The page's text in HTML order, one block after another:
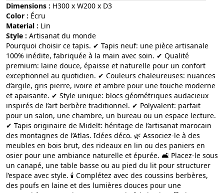
Dimensions : H300 x W200 x D3
Color :
écru
Material :
lin
Style :
artisanat du monde
Pourquoi choisir ce tapis. ✔ Tapis neuf: une pièce artisanale
100% inédite, fabriquée à la main avec soin. ✔ Qualité
premium: laine douce, épaisse et naturelle pour un confort
exceptionnel au quotidien. ✔ Couleurs chaleureuses: nuances
d’argile, gris pierre, ivoire et ambre pour une touche moderne
et apaisante. ✔ Style unique: blocs géométriques audacieux
inspirés de l’art berbère traditionnel. ✔ Polyvalent: parfait
pour un salon, une chambre, un bureau ou un espace lecture.
✔ Tapis originaire de Midelt: héritage de l’artisanat marocain
des montagnes de l’Atlas. Idées déco. 🌿 Associez-le à des
meubles en bois brut, des rideaux en lin ou des paniers en
osier pour une ambiance naturelle et épurée. 🛋️ Placez-le sous
un canapé, une table basse ou au pied du lit pour structurer
l’espace avec style. 🕯️ Complétez avec des coussins berbères,
des poufs en laine et des lumières douces pour une